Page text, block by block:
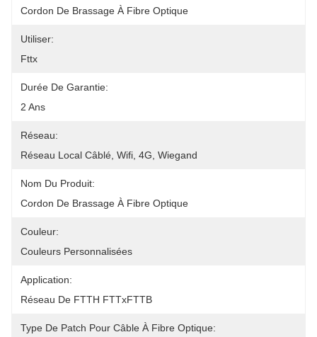
Cordon De Brassage À Fibre Optique
Utiliser:
Fttx
Durée De Garantie:
2 Ans
Réseau:
Réseau Local Câblé, Wifi, 4G, Wiegand
Nom Du Produit:
Cordon De Brassage À Fibre Optique
Couleur:
Couleurs Personnalisées
Application:
Réseau De FTTH FTTxFTTB
Type De Patch Pour Câble À Fibre Optique: